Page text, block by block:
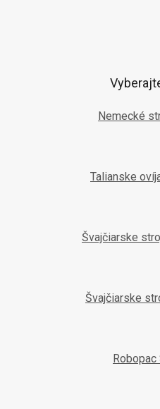
Nemecké
Talianske
Švajčiarske
Švajčiarske
Robopac